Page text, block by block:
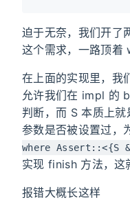
迫于无奈，我们开
这个需求，一路顶着
在上面的实现里，我
允许我们在 impl 的
判断，而 S 本质上
参数是否被设置过，
where Assert::<{S
实现 finish 方法，这
报错大概长这样